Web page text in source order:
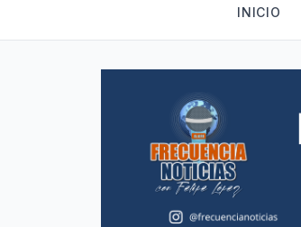
INICIO